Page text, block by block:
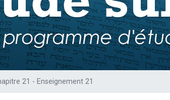
viennent de faire un don pour Sauvez la jambe de Yohan
pour étudier en groupe sur Zoom
dans Torah-Box Music
de demander une bénédiction
21 - Enseignement 21